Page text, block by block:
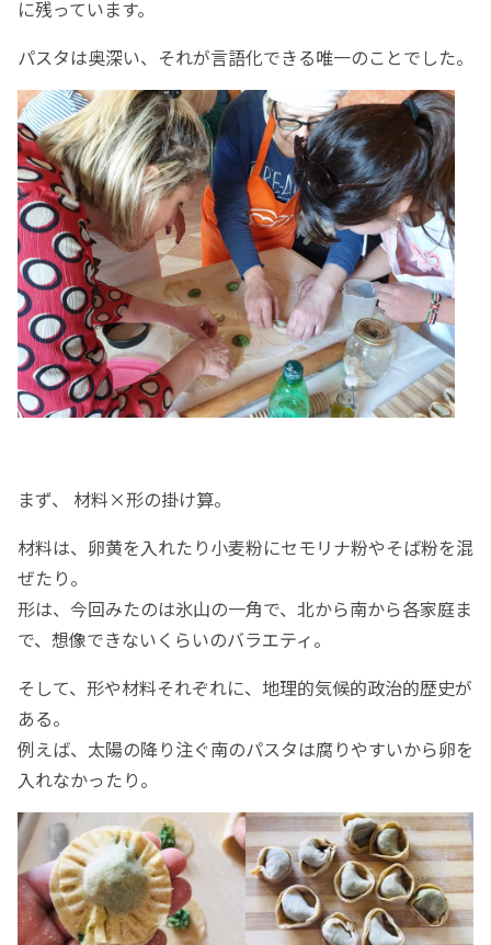
に残っています。
パスタは奥深い、それが言語化できる唯一のことでした。
まず、 材料×形の掛け算。
材料は、卵黄を入れたり小麦粉にセモリナ粉やそば粉を混
ぜたり。
形は、今回みたのは氷山の一角で、北から南から各家庭ま
で、想像できないくらいのバラエティ。
そして、形や材料それぞれに、地理的気候的政治的歴史が
ある。
例えば、太陽の降り注ぐ南のパスタは腐りやすいから卵を
入れなかったり。